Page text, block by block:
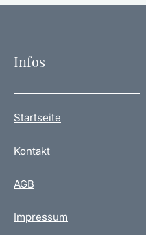
Infos
Startseite
Kontakt
AGB
Impressum